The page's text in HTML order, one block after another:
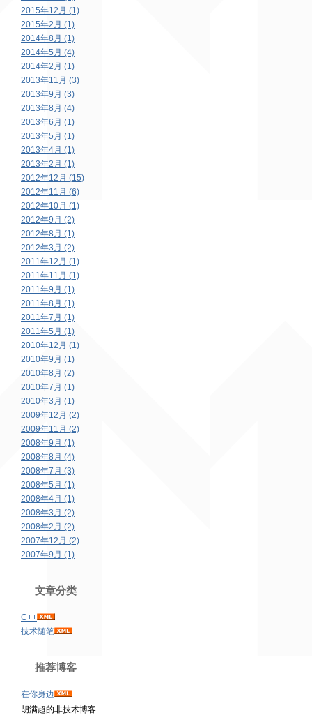
2015年12月 (1)
2015年2月 (1)
2014年8月 (1)
2014年5月 (4)
2014年2月 (1)
2013年11月 (3)
2013年9月 (3)
2013年8月 (4)
2013年6月 (1)
2013年5月 (1)
2013年4月 (1)
2013年2月 (1)
2012年12月 (15)
2012年11月 (6)
2012年10月 (1)
2012年9月 (2)
2012年8月 (1)
2012年3月 (2)
2011年12月 (1)
2011年11月 (1)
2011年9月 (1)
2011年8月 (1)
2011年7月 (1)
2011年5月 (1)
2010年12月 (1)
2010年9月 (1)
2010年8月 (2)
2010年7月 (1)
2010年3月 (1)
2009年12月 (2)
2009年11月 (2)
2008年9月 (1)
2008年8月 (4)
2008年7月 (3)
2008年5月 (1)
2008年4月 (1)
2008年3月 (2)
2008年2月 (2)
2007年12月 (2)
2007年9月 (1)
文章分类
C++
技术随笔
推荐博客
在你身边
胡满超的非技术博客